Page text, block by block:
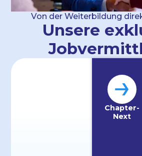
Von der Weiterbildung
Unsere
Chapter­
Next